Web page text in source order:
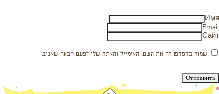
Имя
Email
Сайт
שמור בדפדפן זה את השם, האימייל והאתר שלי לפעם הבאה שאגיב.